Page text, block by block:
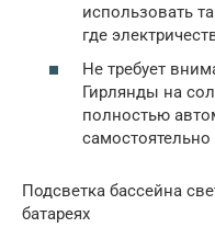
использовать
где
Не требует
Гирлянды на
полностью
Подсветка бассейна
батареях